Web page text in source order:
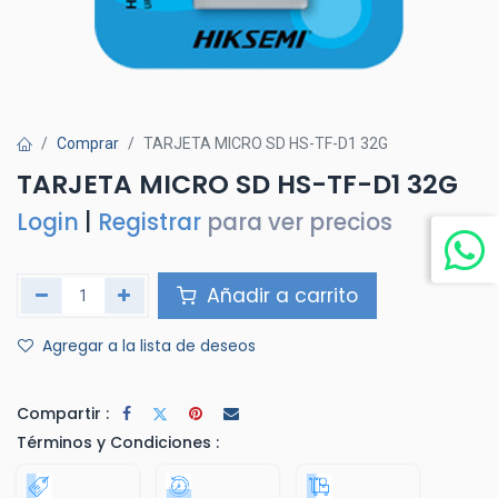
Comprar TARJETA MICRO SD HS-TF-D1 32G
TARJETA MICRO SD HS-TF-D1 32G
Login Registrar para ver precios
Añadir a carrito
Agregar a la lista de deseos
Compartir :
Términos y Condiciones :